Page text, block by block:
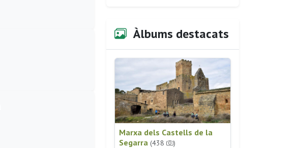
Àlbums destacats
Marxa dels Castells de la
Segarra (438 )